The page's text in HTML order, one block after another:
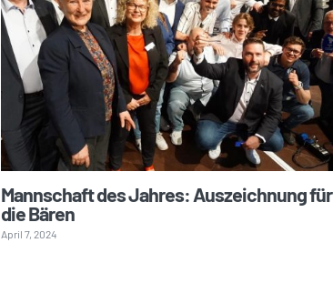
Mannschaft des Jahres: Auszeichnung für
die Bären
April 7, 2024